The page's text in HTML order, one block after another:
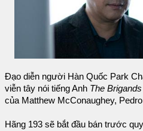
Đạo diễn người Hàn Quốc Park
viễn tây nói tiếng Anh The
của Matthew McConaughey,
Hãng 193 sẽ bắt đầu bán trước